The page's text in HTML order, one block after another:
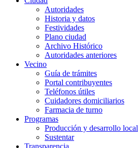
Autoridades
Historia y datos
Festividades
Plano ciudad
Archivo Histórico
Autoridades anteriores
Vecino
Guía de trámites
Portal contribuyentes
Teléfonos útiles
Cuidadores domiciliarios
Farmacia de turno
Programas
Producción y desarrollo local
Sustentar
Transparencia